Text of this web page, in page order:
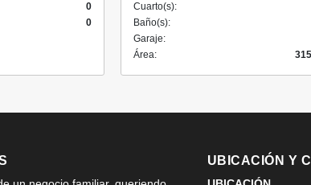
0
0
Cuarto(s):
Baño(s):
Garaje:
Área:
UBICACIÓN Y